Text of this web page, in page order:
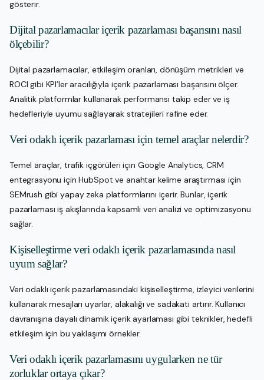
gösterir.
Dijital pazarlamacılar içerik pazarlaması başarısını nasıl
ölçebilir?
Dijital pazarlamacılar, etkileşim oranları, dönüşüm metrikleri ve
ROCI gibi KPI’ler aracılığıyla içerik pazarlaması başarısını ölçer.
Analitik platformlar kullanarak performansı takip eder ve iş
hedefleriyle uyumu sağlayarak stratejileri rafine eder.
Veri odaklı içerik pazarlaması için temel araçlar nelerdir?
Temel araçlar, trafik içgörüleri için Google Analytics, CRM
entegrasyonu için HubSpot ve anahtar kelime araştırması için
SEMrush gibi yapay zeka platformlarını içerir. Bunlar, içerik
pazarlaması iş akışlarında kapsamlı veri analizi ve optimizasyonu
sağlar.
Kişiselleştirme veri odaklı içerik pazarlamasında nasıl
uyum sağlar?
Veri odaklı içerik pazarlamasındaki kişiselleştirme, izleyici verilerini
kullanarak mesajları uyarlar, alakalığı ve sadakati artırır. Kullanıcı
davranışına dayalı dinamik içerik ayarlaması gibi teknikler, hedefli
etkileşim için bu yaklaşımı örnekler.
Veri odaklı içerik pazarlamasını uygularken ne tür
zorluklar ortaya çıkar?